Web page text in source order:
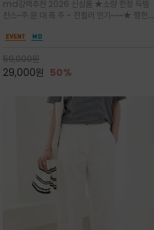
고 자연스러운 멋이 있는 핏으로 여름내
내 편하고 감각적으로 입으세요
md강력추천 2026 신상품 ★소량 한정 득템
찬스~주.문.대.폭.주 - 전컬러 인기~~~★ 쨍한듯
내추럴한 컬러감이 매력적인 티셔츠/여유로운
59,000원
29,000원 50%